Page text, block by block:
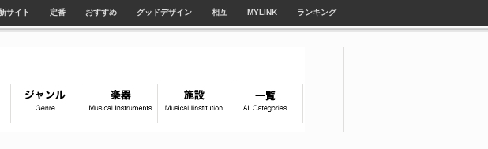
サイト 定番 おすすめ グッドデザイン 相互 MYLINK ランキング